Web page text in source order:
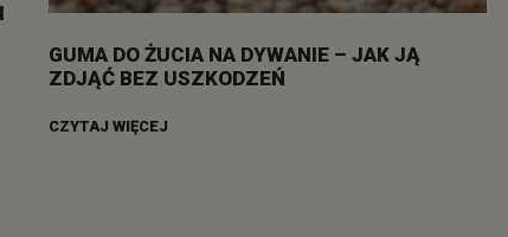
GUMA DO ŻUCIA NA DYWANIE – JAK JĄ
ZDJĄĆ BEZ USZKODZEŃ
CZYTAJ WIĘCEJ